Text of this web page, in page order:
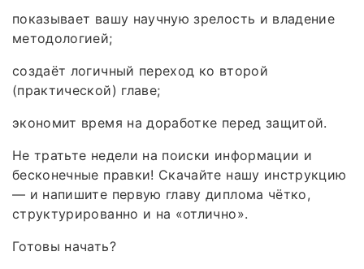
показывает вашу научную зрелость и владение
методологией;
создаёт логичный переход ко второй
(практической) главе;
экономит время на доработке перед защитой.
Не тратьте недели на поиски информации и
бесконечные правки! Скачайте нашу инструкцию
— и напишите первую главу диплома чётко,
структурированно и на «отлично».
Готовы начать?